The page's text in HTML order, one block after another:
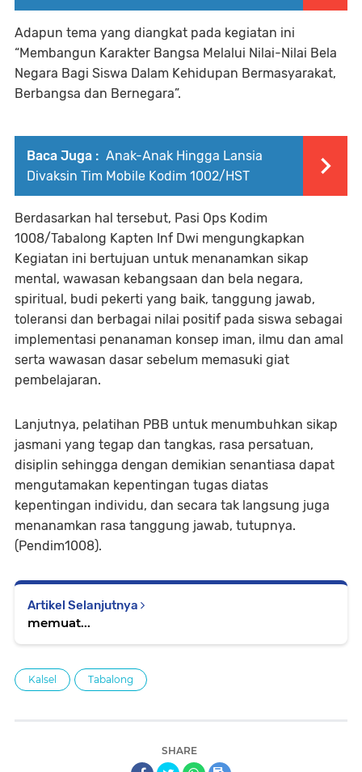
Adapun tema yang diangkat pada kegiatan ini
“Membangun Karakter Bangsa Melalui Nilai-Nilai Bela
Negara Bagi Siswa Dalam Kehidupan Bermasyarakat,
Berbangsa dan Bernegara”.
Baca Juga : Anak-Anak Hingga Lansia
Divaksin Tim Mobile Kodim 1002/HST
Berdasarkan hal tersebut, Pasi Ops Kodim
1008/Tabalong Kapten Inf Dwi mengungkapkan
Kegiatan ini bertujuan untuk menanamkan sikap
mental, wawasan kebangsaan dan bela negara,
spiritual, budi pekerti yang baik, tanggung jawab,
toleransi dan berbagai nilai positif pada siswa sebagai
implementasi penanaman konsep iman, ilmu dan amal
serta wawasan dasar sebelum memasuki giat
pembelajaran.
Lanjutnya, pelatihan PBB untuk menumbuhkan sikap
jasmani yang tegap dan tangkas, rasa persatuan,
disiplin sehingga dengan demikian senantiasa dapat
mengutamakan kepentingan tugas diatas
kepentingan individu, dan secara tak langsung juga
menanamkan rasa tanggung jawab, tutupnya.
(Pendim1008).
Artikel Selanjutnya
memuat...
Kalsel Tabalong
SHARE